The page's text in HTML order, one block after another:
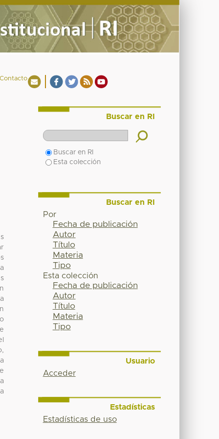
Buscar en RI
Buscar en RI
Esta colección
Buscar en RI
Por
Fecha de publicación
Autor
Título
Materia
Tipo
Esta colección
Fecha de publicación
Autor
Título
Materia
Tipo
Usuario
Acceder
Estadísticas
Estadísticas de uso